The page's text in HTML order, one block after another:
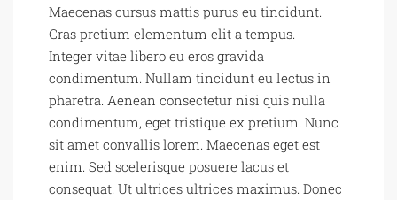
Maecenas cursus mattis purus eu tincidunt.
Cras pretium elementum elit a tempus.
Integer vitae libero eu eros gravida
condimentum. Nullam tincidunt eu lectus in
pharetra. Aenean consectetur nisi quis nulla
condimentum, eget tristique ex pretium. Nunc
sit amet convallis lorem. Maecenas eget est
enim. Sed scelerisque posuere lacus et
consequat. Ut ultrices ultrices maximus. Donec